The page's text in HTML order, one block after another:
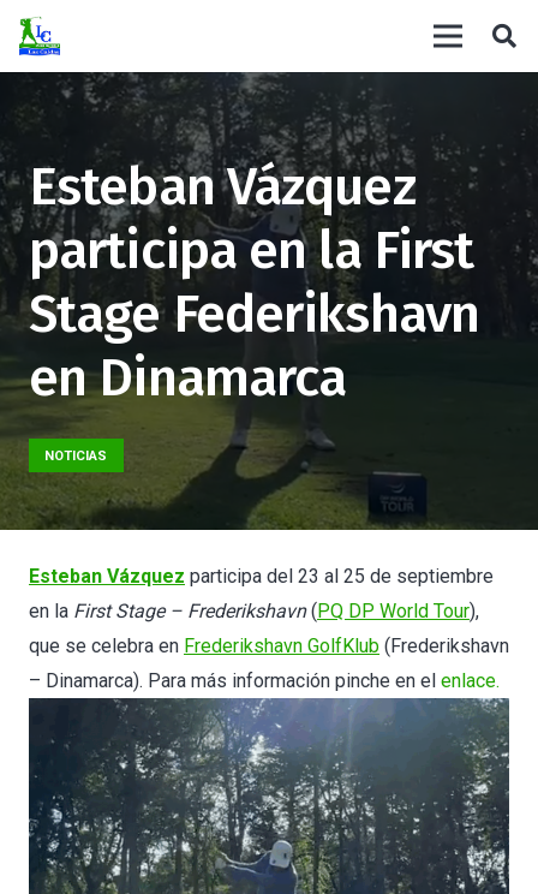
Esteban Vázquez
participa en la First
Stage Federikshavn
en Dinamarca
NOTICIAS
Esteban Vázquez participa del 23 al 25 de septiembre
en la First Stage – Frederikshavn( PQ DP World Tour),
que se celebra en Frederikshavn GolfKlub (Frederikshavn
– Dinamarca). Para más información pinche en el enlace.